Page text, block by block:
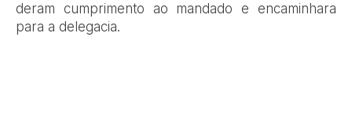
deram cumprimento ao mandado e encaminhara
para a delegacia.